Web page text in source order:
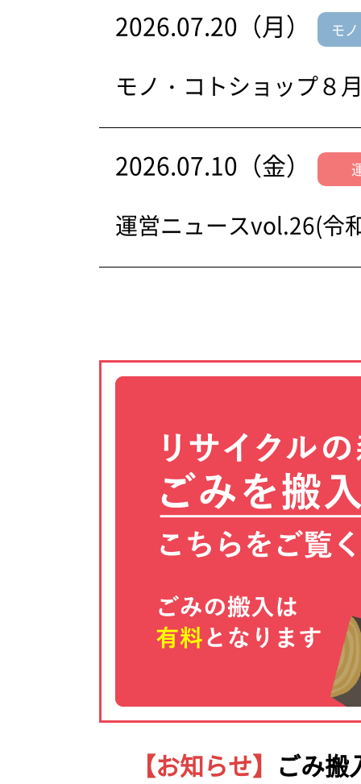
2026.07.20（月） モ
モノ・コトショップ８
2026.07.10（金）
運営ニュースvol.26(令
【お知らせ】 ごみ搬